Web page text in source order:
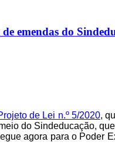
emendas do
de Lei n.º 5/2020,
do Sindeducação,
agora para o Poder